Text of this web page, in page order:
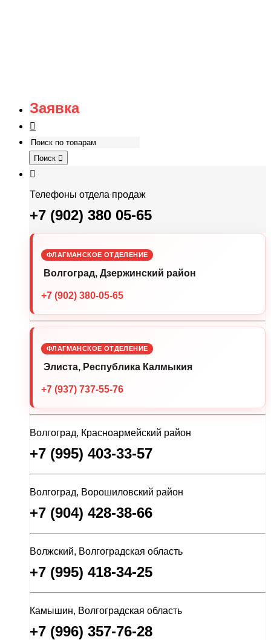
Заявка
Поиск
Телефоны отдела продаж
+7 (902) 380 05-65
ФЛАГМАНСКОЕ ОТДЕЛЕНИЕ
Волгоград, Дзержинский район
+7 (902) 380-05-65
ФЛАГМАНСКОЕ ОТДЕЛЕНИЕ
Элиста, Республика Калмыкия
+7 (937) 737-55-76
Волгоград, Красноармейский район
+7 (995) 403-33-57
Волгоград, Ворошиловский район
+7 (904) 428-38-66
Волжский, Волгоградская область
+7 (995) 418-34-25
Камышин, Волгоградская область
+7 (996) 357-76-28